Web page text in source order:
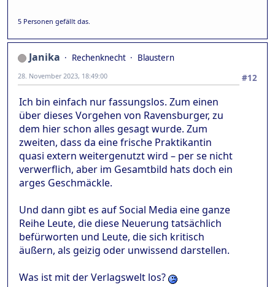
5 Personen gefällt das.
Janika Rechenknecht
Blaustern
#12
28. November 2023, 18:49:00
Ich bin einfach nur fassungslos. Zum einen
über dieses Vorgehen von Ravensburger, zu
dem hier schon alles gesagt wurde. Zum
zweiten, dass da eine frische Praktikantin
quasi extern weitergenutzt wird – per se nicht
verwerflich, aber im Gesamtbild hats doch ein
arges Geschmäckle.
Und dann gibt es auf Social Media eine ganze
Reihe Leute, die diese Neuerung tatsächlich
befürworten und Leute, die sich kritisch
äußern, als geizig oder unwissend darstellen.
Was ist mit der Verlagswelt los?